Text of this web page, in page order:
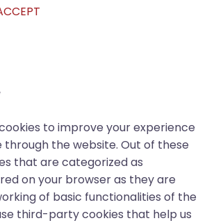
to improve your experience
through the website. Out of these
that are categorized as
on your browser as they are
of basic functionalities of the
third-party cookies that help us